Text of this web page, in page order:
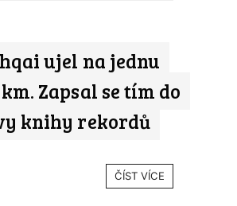
ujel na jednu
Zapsal se tím do
knihy rekordů
ČÍST VÍCE